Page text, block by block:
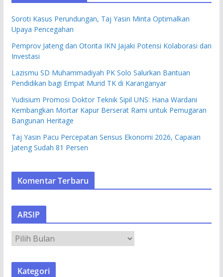
Soroti Kasus Perundungan, Taj Yasin Minta Optimalkan
Upaya Pencegahan
Pemprov Jateng dan Otorita IKN Jajaki Potensi Kolaborasi dan
Investasi
Lazismu SD Muhammadiyah PK Solo Salurkan Bantuan
Pendidikan bagi Empat Murid TK di Karanganyar
Yudisium Promosi Doktor Teknik Sipil UNS: Hana Wardani
Kembangkan Mortar Kapur Berserat Rami untuk Pemugaran
Bangunan Heritage
Taj Yasin Pacu Percepatan Sensus Ekonomi 2026, Capaian
Jateng Sudah 81 Persen
Komentar Terbaru
ARSIP
R
S
Kategori